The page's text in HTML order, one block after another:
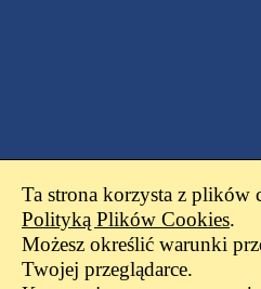
Ta strona korzysta z plików
Polityką Plików Cookies.
Możesz określić warunki
Twojej przeglądarce.